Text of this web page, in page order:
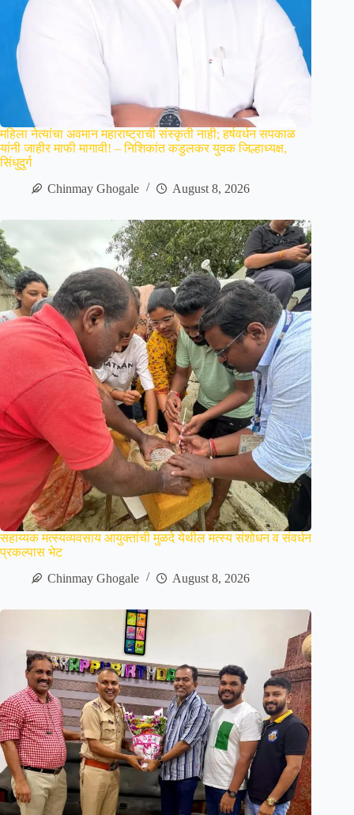
महिला नेत्यांचा अवमान महाराष्ट्राची संस्कृती नाही; हर्षवर्धन सपकाळ
यांनी जाहीर माफी मागावी! – निशिकांत कडुलकर युवक जिल्हाध्यक्ष,
सिंधुदुर्ग
Chinmay Ghogale
August 8, 2026
सहाय्यक मत्स्यव्यवसाय आयुक्तांची मुळदे येथील मत्स्य संशोधन व संवर्धन
प्रकल्पास भेट
Chinmay Ghogale
August 8, 2026